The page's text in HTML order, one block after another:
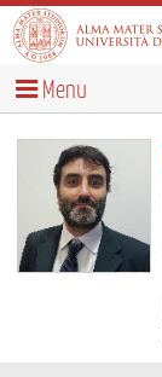
Menu